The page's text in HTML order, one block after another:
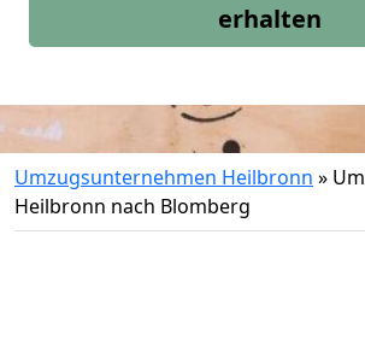
erhalten
Umzugsunternehmen Heilbronn »
Heilbronn nach Blomberg